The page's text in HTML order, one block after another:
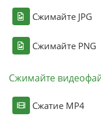
Сжимайте JPG
Сжимайте PNG
Сжимайте
Сжатие MP4